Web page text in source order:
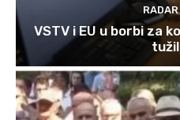
VSTV i EU u borbi za